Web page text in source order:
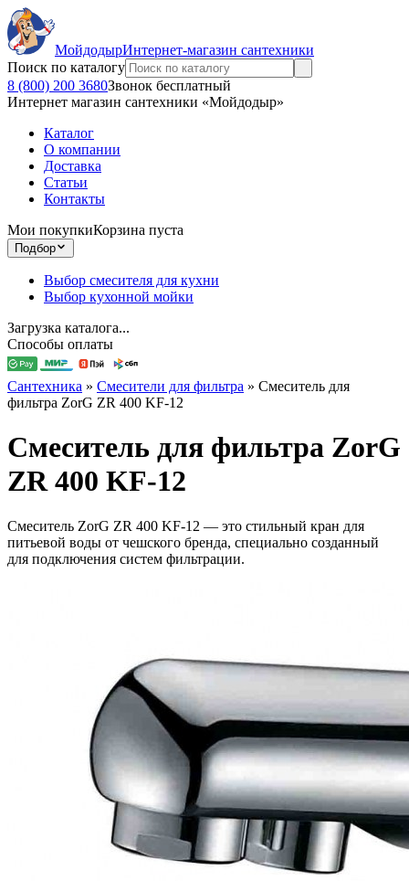
МойдодырИнтернет-магазин сантехники
Поиск по каталогу
8 (800) 200 3680Звонок бесплатный
Интернет магазин сантехники «Мойдодыр»
Каталог
О компании
Доставка
Статьи
Контакты
Мои покупкиКорзина пуста
Подбор
Выбор смесителя для кухни
Выбор кухонной мойки
Загрузка каталога...
Способы оплаты
Сантехника » Смесители для фильтра » Смеситель для
фильтра ZorG ZR 400 KF-12
Смеситель для фильтра ZorG
ZR 400 KF-12
Смеситель ZorG ZR 400 KF-12 — это стильный кран для
питьевой воды от чешского бренда, специально созданный
для подключения систем фильтрации.